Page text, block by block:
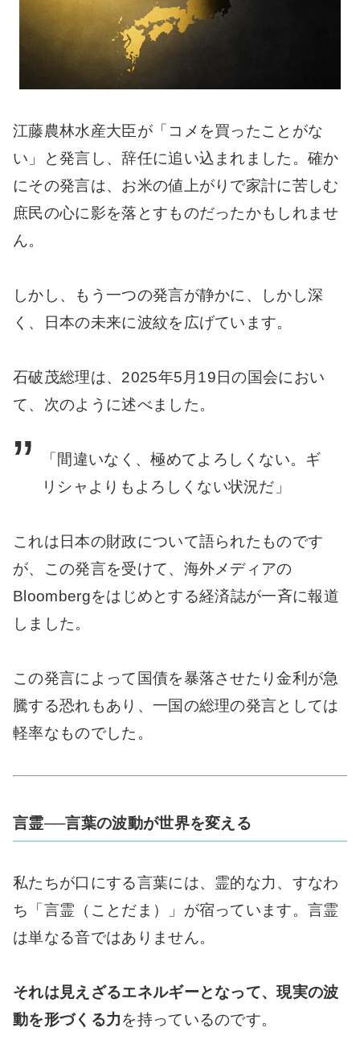
江藤農林水産大臣が「コメを買ったことがな
い」と発言し、辞任に追い込まれました。確か
にその発言は、お米の値上がりで家計に苦しむ
庶民の心に影を落とすものだったかもしれませ
ん。
しかし、もう一つの発言が静かに、しかし深
く、日本の未来に波紋を広げています。
石破茂総理は、2025年5月19日の国会におい
て、次のように述べました。
「間違いなく、極めてよろしくない。ギ
リシャよりもよろしくない状況だ」
これは日本の財政について語られたものです
が、この発言を受けて、海外メディアの
Bloombergをはじめとする経済誌が一斉に報道
しました。
この発言によって国債を暴落させたり金利が急
騰する恐れもあり、一国の総理の発言としては
軽率なものでした。
言霊──言葉の波動が世界を変える
私たちが口にする言葉には、霊的な力、すなわ
ち「言霊（ことだま）」が宿っています。言霊
は単なる音ではありません。
それは見えざるエネルギーとなって、現実の波
動を形づくる力を持っているのです。